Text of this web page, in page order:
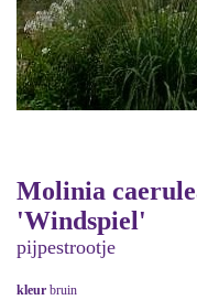
Molinia
'Windspiel'
pijpestrootje
kleur bruin